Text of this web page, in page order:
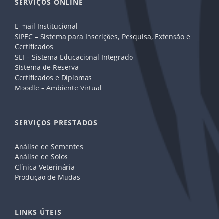
SERVIÇOS ONLINE
E-mail Institucional
SIPEC – Sistema para Inscrições, Pesquisa, Extensão e
Certificados
SEI – Sistema Educacional Integrado
Sistema de Reserva
Certificados e Diplomas
Moodle – Ambiente Virtual
SERVIÇOS PRESTADOS
Análise de Sementes
Análise de Solos
Clínica Veterinária
Produção de Mudas
LINKS ÚTEIS